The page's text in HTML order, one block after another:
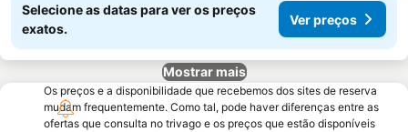
Selecione as datas para ver os preços
exatos.
Ver preços
Mostrar mais
Os preços e a disponibilidade que recebemos dos sites de reserva
mudam frequentemente. Como tal, pode haver diferenças entre as
ofertas que consulta no trivago e os preços que estão disponíveis